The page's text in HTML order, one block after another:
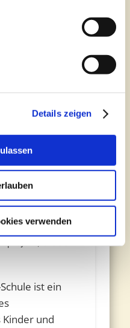
Details zeigen
verwenden
und
in Edewecht:
Meilahn
5.000
ist ein
und